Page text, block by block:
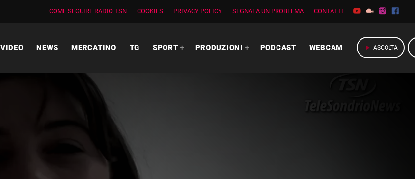
COME SEGUIRE RADIO TSN COOKIES PRIVACY POLICY SEGNALA UN PROBLEMA CONTATTI
VIDEO NEWS MERCATINO TG SPORT PRODUZIONI PODCAST WEBCAM play_arrow ASCOLTA